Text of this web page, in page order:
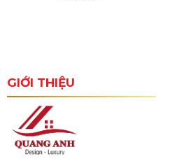
GIỚI THIỆU